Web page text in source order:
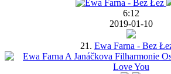
6:12
2019-01-10
21. Ewa Farna - Bez